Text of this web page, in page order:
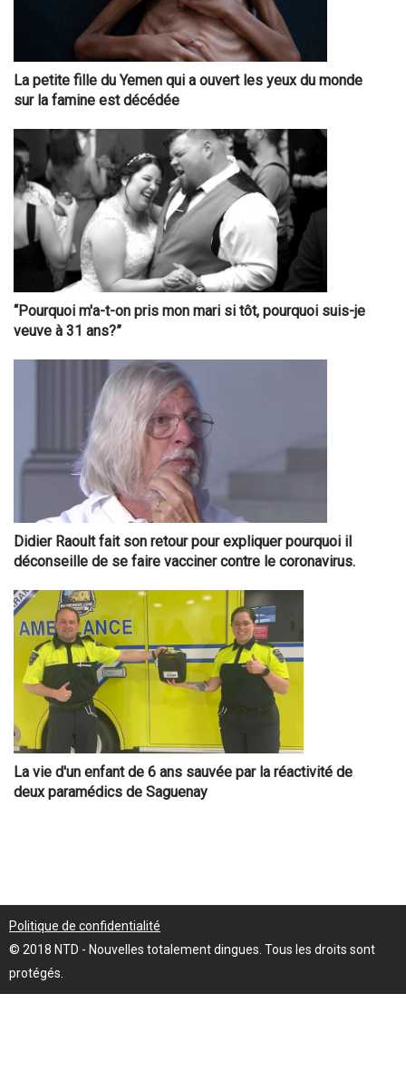
La petite fille du Yemen qui a ouvert les yeux du monde
sur la famine est décédée
“Pourquoi m'a-t-on pris mon mari si tôt, pourquoi suis-je
veuve à 31 ans?”
Didier Raoult fait son retour pour expliquer pourquoi il
déconseille de se faire vacciner contre le coronavirus.
La vie d'un enfant de 6 ans sauvée par la réactivité de
deux paramédics de Saguenay
Politique de confidentialité
© 2018 NTD - Nouvelles totalement dingues. Tous les droits sont
protégés.